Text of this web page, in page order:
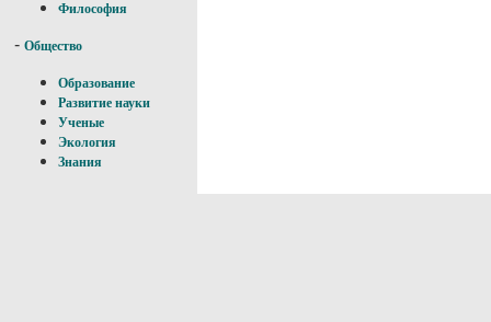
Философия
- Общество
Образование
Развитие науки
Ученые
Экология
Знания